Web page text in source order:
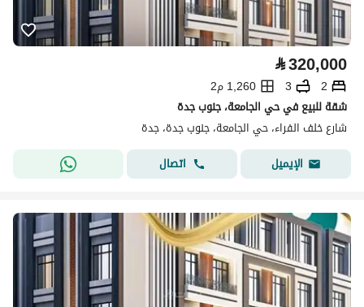
⃁320,000
2
3
1,260 م2
شقة للبيع في حي الجامعة، جنوب جدة
شارع خلف الفراء، حي الجامعة، جنوب جدة، جدة
الإيميل
اتصال